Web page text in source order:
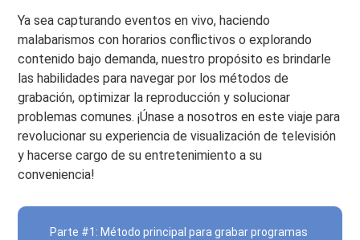
Ya sea capturando eventos en vivo, haciendo
malabarismos con horarios conflictivos o explorando
contenido bajo demanda, nuestro propósito es brindarle
las habilidades para navegar por los métodos de
grabación, optimizar la reproducción y solucionar
problemas comunes. ¡Únase a nosotros en este viaje para
revolucionar su experiencia de visualización de televisión
y hacerse cargo de su entretenimiento a su
conveniencia!
Parte #1: Método principal para grabar programas